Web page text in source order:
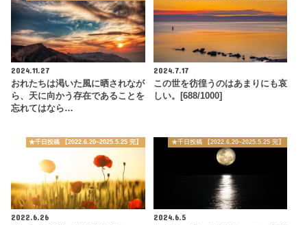
2024.11.27
おれたちは渇いた風に晒されなが
ら、天に向かう存在であることを
忘れてはなら…
2024.7.17
この世を彷徨うのはあまりにも哀
しい。[688/1000]
★千日投稿 【2022.6.20~2025.5.25 完】
2022.6.26
★千日投稿 【2022.6.20~2025.5.25 完】
2024.6.5